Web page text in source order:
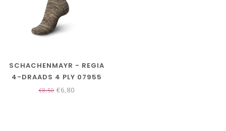
SCHACHENMAYR - REGIA
4-DRAADS 4 PLY 07955
€8,50€6,80